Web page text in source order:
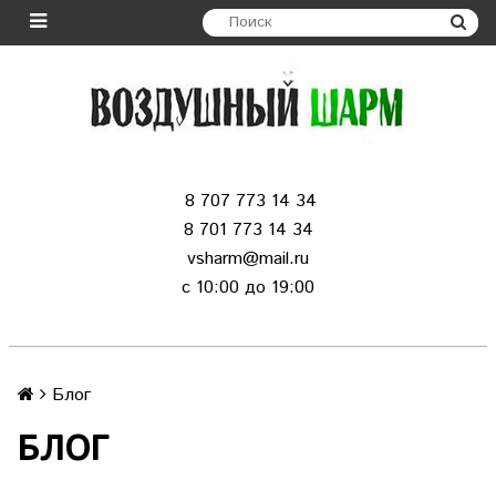
8 707 773 14 34
8 701 773 14 34
vsharm@mail.ru
c 10:00 до 19:00
Блог
БЛОГ